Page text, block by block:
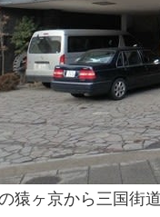
猿ヶ京から三国街